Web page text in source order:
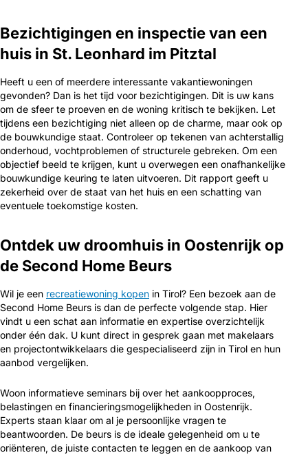
Bezichtigingen en inspectie van een
huis in St. Leonhard im Pitztal
Heeft u een of meerdere interessante vakantiewoningen
gevonden? Dan is het tijd voor bezichtigingen. Dit is uw kans
om de sfeer te proeven en de woning kritisch te bekijken. Let
tijdens een bezichtiging niet alleen op de charme, maar ook op
de bouwkundige staat. Controleer op tekenen van achterstallig
onderhoud, vochtproblemen of structurele gebreken. Om een
objectief beeld te krijgen, kunt u overwegen een onafhankelijke
bouwkundige keuring te laten uitvoeren. Dit rapport geeft u
zekerheid over de staat van het huis en een schatting van
eventuele toekomstige kosten.
Ontdek uw droomhuis in Oostenrijk op
de Second Home Beurs
Wil je een recreatiewoning kopen in Tirol? Een bezoek aan de
Second Home Beurs is dan de perfecte volgende stap. Hier
vindt u een schat aan informatie en expertise overzichtelijk
onder één dak. U kunt direct in gesprek gaan met makelaars
en projectontwikkelaars die gespecialiseerd zijn in Tirol en hun
aanbod vergelijken.
Woon informatieve seminars bij over het aankoopproces,
belastingen en financieringsmogelijkheden in Oostenrijk.
Experts staan klaar om al je persoonlijke vragen te
beantwoorden. De beurs is de ideale gelegenheid om u te
oriënteren, de juiste contacten te leggen en de aankoop van